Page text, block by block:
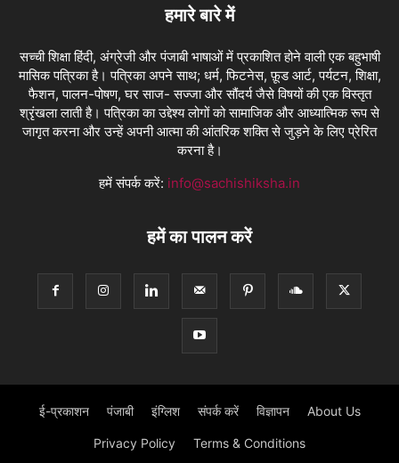
हमारे बारे में
सच्ची शिक्षा हिंदी, अंग्रेजी और पंजाबी भाषाओं में प्रकाशित होने वाली एक बहुभाषी
मासिक पत्रिका है। पत्रिका अपने साथ; धर्म, फिटनेस, फ़ूड आर्ट, पर्यटन, शिक्षा,
फैशन, पालन-पोषण, घर साज- सज्जा और सौंदर्य जैसे विषयों की एक विस्तृत
श्रृंखला लाती है। पत्रिका का उद्देश्य लोगों को सामाजिक और आध्यात्मिक रूप से
जागृत करना और उन्हें अपनी आत्मा की आंतरिक शक्ति से जुड़ने के लिए प्रेरित
करना है।
हमें संपर्क करें: info@sachishiksha.in
हमें का पालन करें
ई-प्रकाशन पंजाबी इंग्लिश संपर्क करें विज्ञापन About Us
Privacy Policy Terms & Conditions